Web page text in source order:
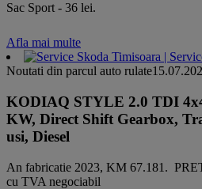
Sac Sport - 36 lei.
Afla mai multe
Noutati din parcul auto rulate
KODIAQ STYLE 2.0 TDI
KW, Direct Shift Gearbox,
usi, Diesel
An fabricatie 2023, KM 67.181.
cu TVA negociabil